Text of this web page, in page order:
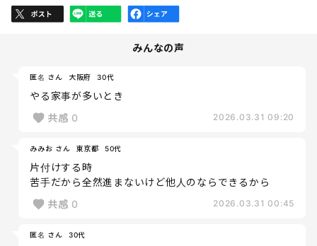
みんなの声
匿名 さん 大阪府 30代
やる家事が多いとき
共感 0 2026.03.31 09:20
みみお さん 東京都 50代
片付けする時
苦手だから全然進まないけど他人のならできるから
共感 0 2026.03.31 00:45
匿名 さん 30代